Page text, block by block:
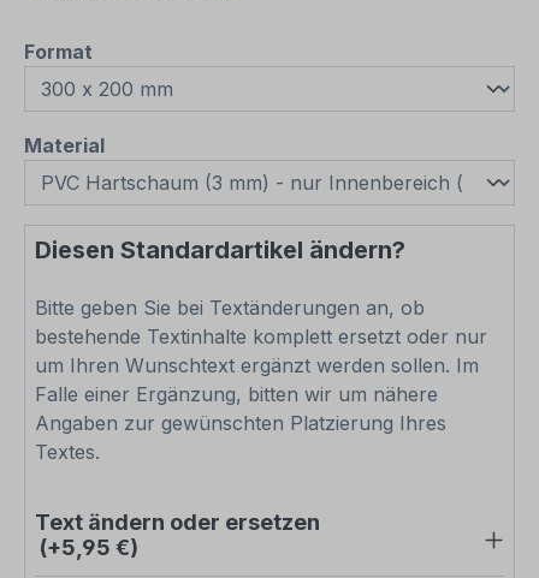
Format
Materialauswählen
Diesen Standardartikel ändern?
Bitte geben Sie bei Textänderungen an, ob
bestehende Textinhalte komplett ersetzt oder nur
um Ihren Wunschtext ergänzt werden sollen. Im
Falle einer Ergänzung, bitten wir um nähere
Angaben zur gewünschten Platzierung Ihres
Textes.
Text ändern oder ersetzen
(+5,95 €)